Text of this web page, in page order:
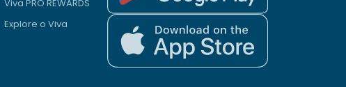
Viva PRO REWARDS
Explore o Viva